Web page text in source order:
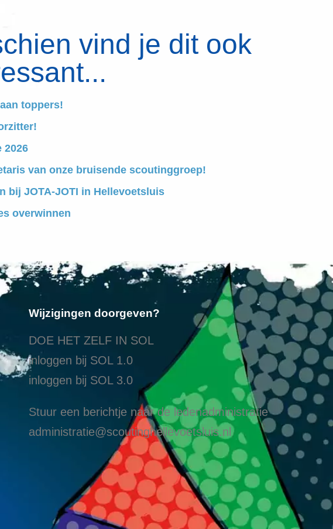
vind je dit ook
toppers!
2026
van onze bruisende scoutinggroep!
bij JOTA-JOTI in Hellevoetsluis
overwinnen
Wijzigingen doorgeven?
DOE HET ZELF IN SOL
inloggen bij SOL 1.0
inloggen bij SOL 3.0
Stuur een berichtje naar de ledenadministratie
administratie@scoutinghellevoetsluis.nl